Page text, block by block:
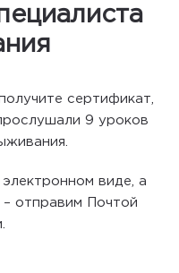
сертификат,
9 уроков
виде, а
отправим Почтой